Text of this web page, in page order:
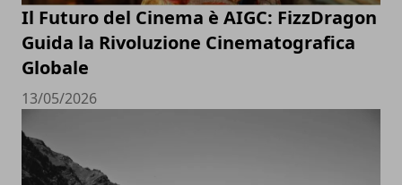
Il Futuro del Cinema è AIGC: FizzDragon
Guida la Rivoluzione Cinematografica
Globale
13/05/2026